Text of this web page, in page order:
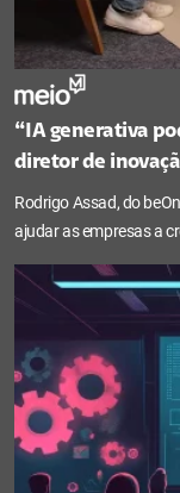
“IA generativa
diretor de
Rodrigo Assad, do
ajudar as empresas a